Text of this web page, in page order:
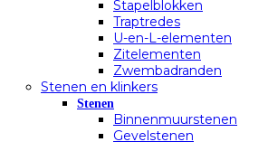
Stapelblokken
Traptredes
U-en-L-elementen
Zitelementen
Zwembadranden
Stenen en klinkers
Stenen
Binnenmuurstenen
Gevelstenen